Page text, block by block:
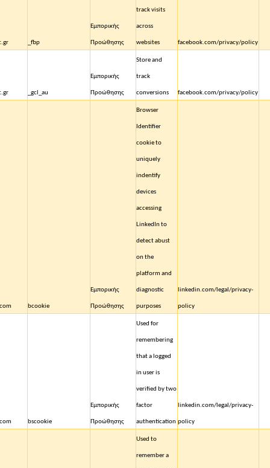
_fbp
Εμπορικής
Προώθησης
track visits
across
websites facebook.com/privacy/policy
_gcl_au
Εμπορικής
Προώθησης
Store and
track
conversions facebook.com/privacy/policy
bcookie
Εμπορικής
Προώθησης
Browser
Identifier
cookie to
uniquely
indentify
devices
accessing
LinkedIn to
detect abust
on the
platform and
diagnostic
purposes
linkedin.com/legal/privacy-
policy
bscookie
Εμπορικής
Προώθησης
Used for
remembering
that a logged
in user is
verified by two
factor
authentication
linkedin.com/legal/privacy-
policy
Used to
remember a